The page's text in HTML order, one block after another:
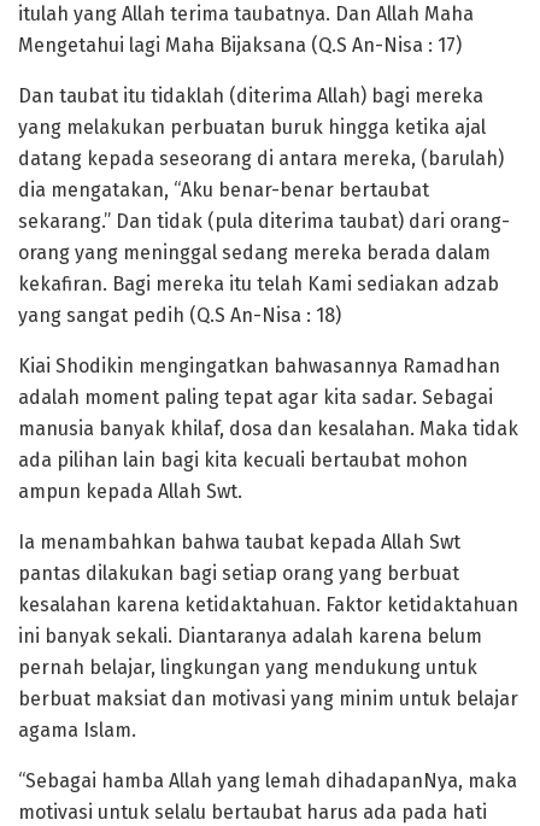
itulah yang Allah terima taubatnya. Dan Allah Maha
Mengetahui lagi Maha Bijaksana (Q.S An-Nisa : 17)
Dan taubat itu tidaklah (diterima Allah) bagi mereka
yang melakukan perbuatan buruk hingga ketika ajal
datang kepada seseorang di antara mereka, (barulah)
dia mengatakan, “Aku benar-benar bertaubat
sekarang.” Dan tidak (pula diterima taubat) dari orang-
orang yang meninggal sedang mereka berada dalam
kekafiran. Bagi mereka itu telah Kami sediakan adzab
yang sangat pedih (Q.S An-Nisa : 18)
Kiai Shodikin mengingatkan bahwasannya Ramadhan
adalah moment paling tepat agar kita sadar. Sebagai
manusia banyak khilaf, dosa dan kesalahan. Maka tidak
ada pilihan lain bagi kita kecuali bertaubat mohon
ampun kepada Allah Swt.
Ia menambahkan bahwa taubat kepada Allah Swt
pantas dilakukan bagi setiap orang yang berbuat
kesalahan karena ketidaktahuan. Faktor ketidaktahuan
ini banyak sekali. Diantaranya adalah karena belum
pernah belajar, lingkungan yang mendukung untuk
berbuat maksiat dan motivasi yang minim untuk belajar
agama Islam.
“Sebagai hamba Allah yang lemah dihadapanNya, maka
motivasi untuk selalu bertaubat harus ada pada hati